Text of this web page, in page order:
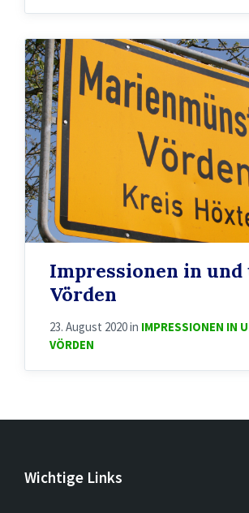
Impressionen in und
Vörden
23. August 2020in IMPRESSIONEN IN
VÖRDEN
Wichtige Links